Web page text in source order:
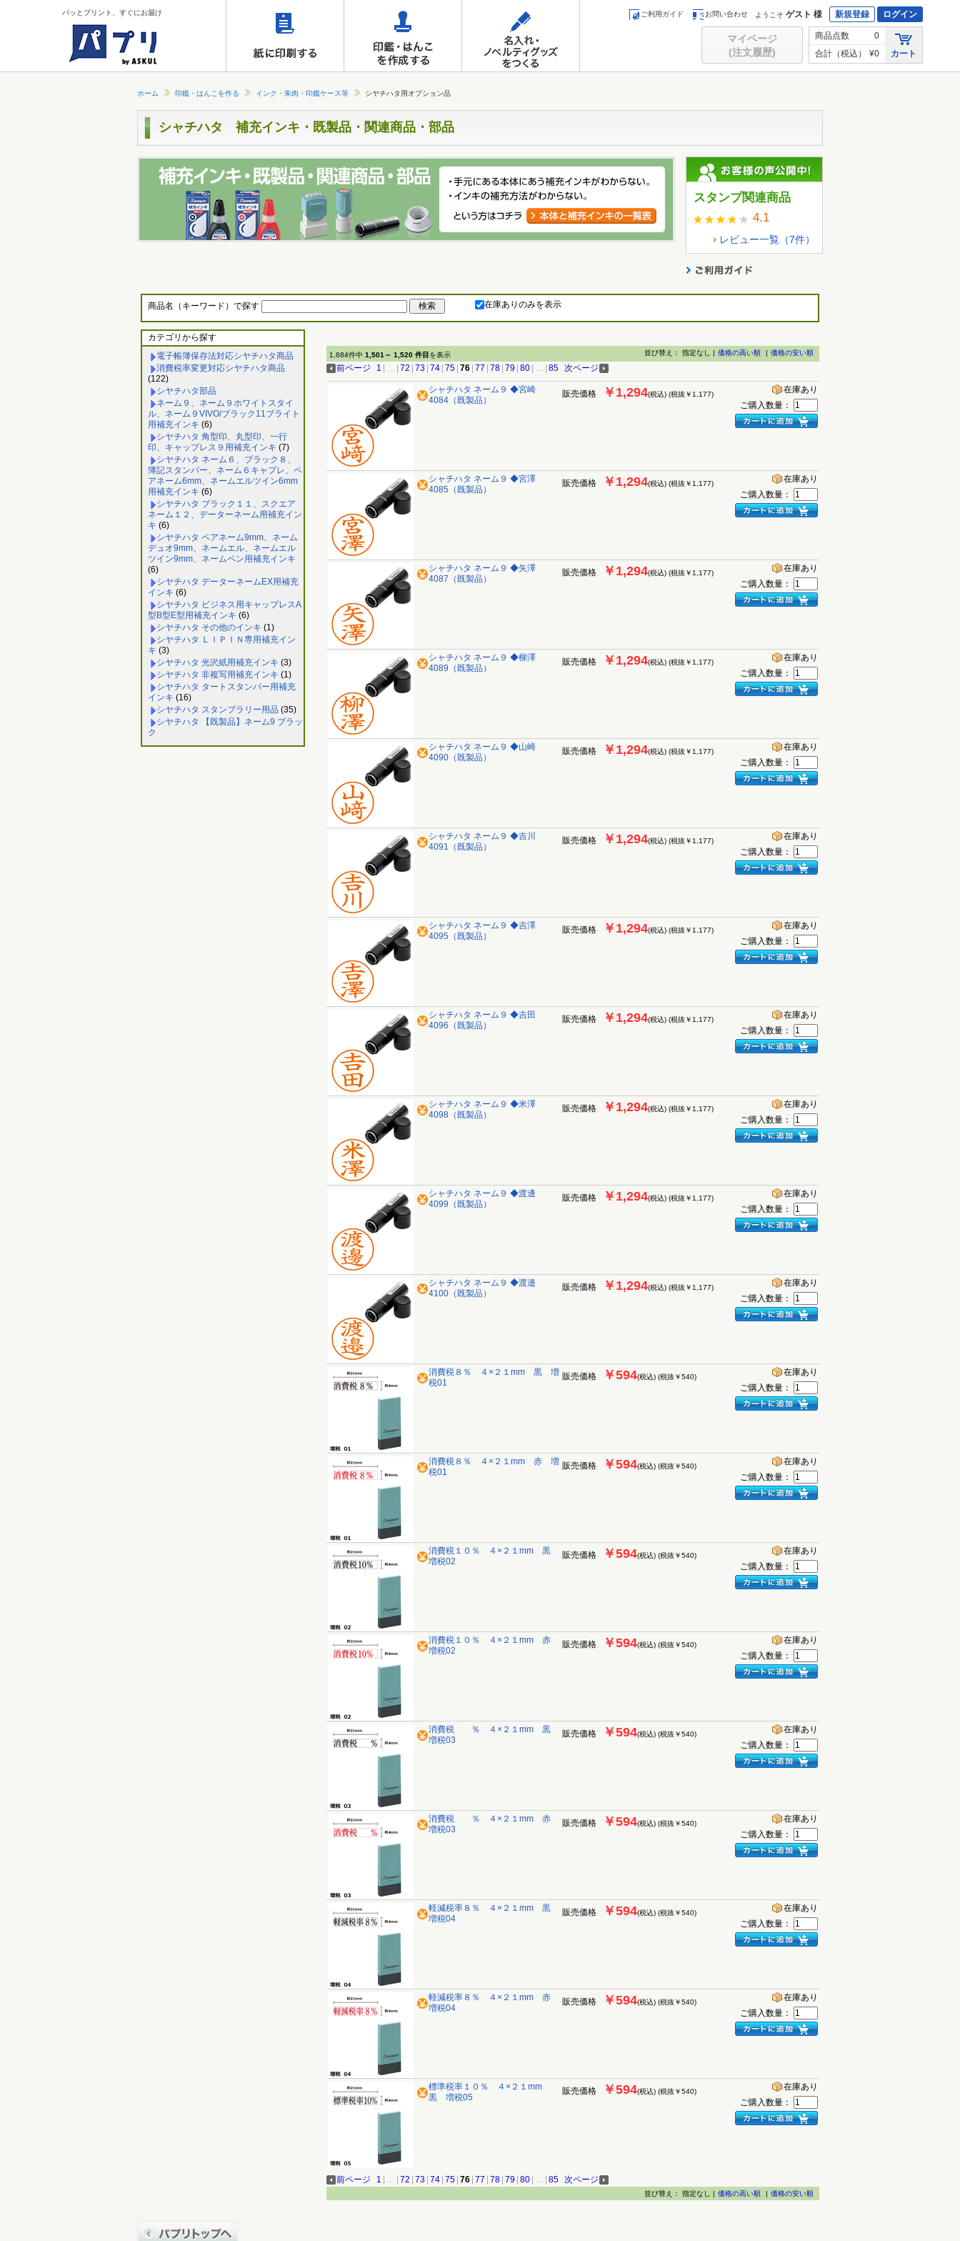
パッとプリント、すぐにお届け ご利用ガイド お問い合わせ ようこそ ゲスト 様 新規登録 ログイン
マイページ
(注文履歴)
商品点数
0
合計（税込）
¥0 カート
ホーム 印鑑・はんこを作る インク・朱肉・印鑑ケース等 シヤチハタ用オプション品
シャチハタ 補充インキ・既製品・関連商品・部品
スタンプ関連商品
4.1
レビュー一覧（7件）
商品名（キーワード）で探す 在庫ありのみを表示
カテゴリから探す
電子帳簿保存法対応シヤチハタ商品
消費税率変更対応シヤチハタ商品
(122)
シヤチハタ部品
ネーム９、ネーム９ホワイトスタイ
ル、ネーム９VIVO/ブラック11ブライト
用補充インキ (6)
シヤチハタ 角型印、丸型印、一行
印、キャップレス９用補充インキ (7)
シヤチハタ ネーム６、ブラック８、
簿記スタンパー、ネーム６キャプレ、ペ
アネーム6mm、ネームエルツイン6mm
用補充インキ (6)
シヤチハタ ブラック１１、スクエア
ネーム１２、データーネーム用補充イン
キ (6)
シヤチハタ ペアネーム9mm、ネーム
デュオ9mm、ネームエル、ネームエル
ツイン9mm、ネームペン用補充インキ
(6)
シヤチハタ データーネームEX用補充
インキ (6)
シヤチハタ ビジネス用キャップレスA
型B型E型用補充インキ (6)
シヤチハタ その他のインキ (1)
シヤチハタ ＬＩＰＩＮ専用補充イン
キ (3)
シヤチハタ 光沢紙用補充インキ (3)
シヤチハタ 非複写用補充インキ (1)
シヤチハタ タートスタンパー用補充
インキ (16)
シヤチハタ スタンプラリー用品 (35)
シヤチハタ 【既製品】ネーム9 ブラッ
ク
1,684件中 1,501～ 1,520 件目 を表示 並び替え： 指定なし | 価格の高い順 | 価格の安い順
前ページ 1 … 72 73 74 75 76 77 78 79 80 … 85 次ページ
シャチハタ ネーム９ ◆宮崎
4084（既製品）
販売価格 ￥1,294(税込) (税抜￥1,177)
在庫あり
ご購入数量：
シャチハタ ネーム９ ◆宮澤
4085（既製品）
販売価格 ￥1,294(税込) (税抜￥1,177)
在庫あり
ご購入数量：
シャチハタ ネーム９ ◆矢澤
4087（既製品）
販売価格 ￥1,294(税込) (税抜￥1,177)
在庫あり
ご購入数量：
シャチハタ ネーム９ ◆柳澤
4089（既製品）
販売価格 ￥1,294(税込) (税抜￥1,177)
在庫あり
ご購入数量：
シャチハタ ネーム９ ◆山崎
4090（既製品）
販売価格 ￥1,294(税込) (税抜￥1,177)
在庫あり
ご購入数量：
シャチハタ ネーム９ ◆吉川
4091（既製品）
販売価格 ￥1,294(税込) (税抜￥1,177)
在庫あり
ご購入数量：
シャチハタ ネーム９ ◆吉澤
4095（既製品）
販売価格 ￥1,294(税込) (税抜￥1,177)
在庫あり
ご購入数量：
シャチハタ ネーム９ ◆吉田
4096（既製品）
販売価格 ￥1,294(税込) (税抜￥1,177)
在庫あり
ご購入数量：
シャチハタ ネーム９ ◆米澤
4098（既製品）
販売価格 ￥1,294(税込) (税抜￥1,177)
在庫あり
ご購入数量：
シャチハタ ネーム９ ◆渡邊
4099（既製品）
販売価格 ￥1,294(税込) (税抜￥1,177)
在庫あり
ご購入数量：
シャチハタ ネーム９ ◆渡邉
4100（既製品）
販売価格 ￥1,294(税込) (税抜￥1,177)
在庫あり
ご購入数量：
消費税８％ ４×２１mm 黒 増
税01
販売価格 ￥594(税込) (税抜￥540)
在庫あり
ご購入数量：
消費税８％ ４×２１mm 赤 増
税01
販売価格 ￥594(税込) (税抜￥540)
在庫あり
ご購入数量：
消費税１０％ ４×２１mm 黒
増税02
販売価格 ￥594(税込) (税抜￥540)
在庫あり
ご購入数量：
消費税１０％ ４×２１mm 赤
増税02
販売価格 ￥594(税込) (税抜￥540)
在庫あり
ご購入数量：
消費税 ％ ４×２１mm 黒
増税03
販売価格 ￥594(税込) (税抜￥540)
在庫あり
ご購入数量：
消費税 ％ ４×２１mm 赤
増税03
販売価格 ￥594(税込) (税抜￥540)
在庫あり
ご購入数量：
軽減税率８％ ４×２１mm 黒
増税04
販売価格 ￥594(税込) (税抜￥540)
在庫あり
ご購入数量：
軽減税率８％ ４×２１mm 赤
増税04
販売価格 ￥594(税込) (税抜￥540)
在庫あり
ご購入数量：
標準税率１０％ ４×２１mm
黒 増税05
販売価格 ￥594(税込) (税抜￥540)
在庫あり
ご購入数量：
前ページ 1 … 72 73 74 75 76 77 78 79 80 … 85 次ページ
並び替え： 指定なし | 価格の高い順 | 価格の安い順